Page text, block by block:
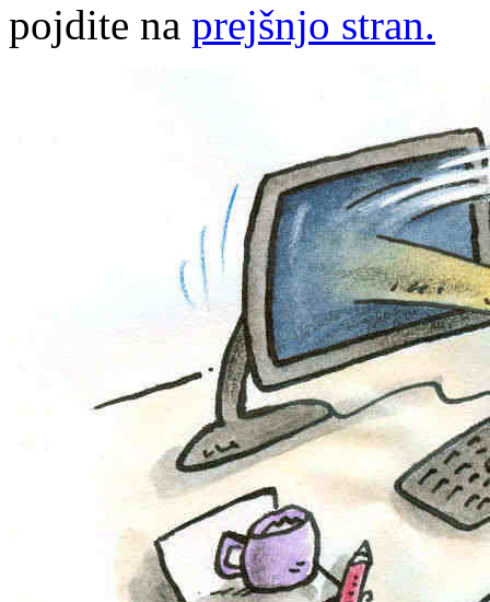
pojdite na prejšnjo stran.